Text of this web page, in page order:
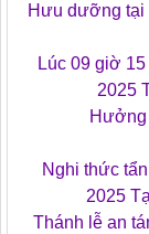
Hưu dưỡng tại
Lúc 09 giờ
2025
Hưởng
Nghi thức
2025
Thánh lễ an